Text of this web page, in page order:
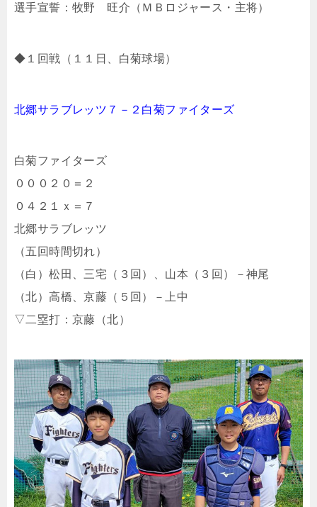
選手宣誓：牧野 旺介（ＭＢロジャース・主将）
◆１回戦（１１日、白菊球場）
北郷サラブレッツ７－２白菊ファイターズ
白菊ファイターズ
０００２０＝２
０４２１ｘ＝７
北郷サラブレッツ
（五回時間切れ）
（白）松田、三宅（３回）、山本（３回）－神尾
（北）高橋、京藤（５回）－上中
▽二塁打：京藤（北）